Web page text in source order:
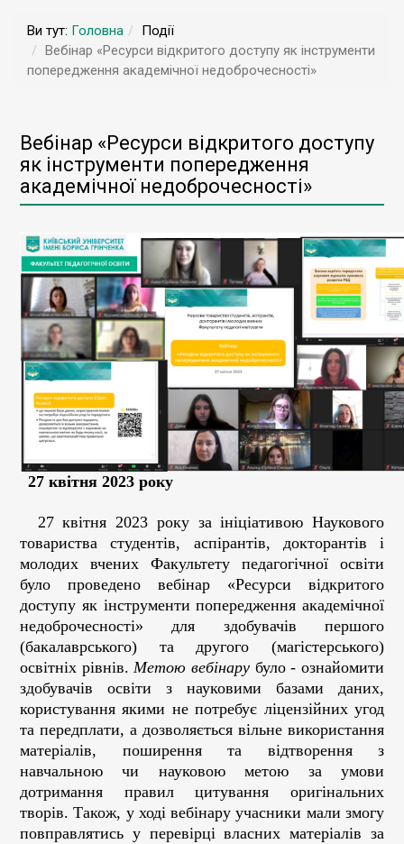
Ви тут: Головна
Події
Вебінар «Ресурси відкритого доступу як інструменти
попередження академічної недоброчесності»
Вебінар «Ресурси відкритого доступу
як інструменти попередження
академічної недоброчесності»
27 квітня 2023 року
27 квітня 2023 року за ініціативою Наукового
товариства студентів, аспірантів, докторантів і
молодих вчених Факультету педагогічної освіти
було проведено вебінар «Ресурси відкритого
доступу як інструменти попередження академічної
недоброчесності» для здобувачів першого
(бакалаврського) та другого (магістерського)
освітніх рівнів.Метою вебінару було - ознайомити
здобувачів освіти з науковими базами даних,
користування якими не потребує ліцензійних угод
та передплати, а дозволяється вільне використання
матеріалів, поширення та відтворення з
навчальною чи науковою метою за умови
дотримання правил цитування оригінальних
творів. Також, у ході вебінару учасники мали змогу
повправлятись у перевірці власних матеріалів за